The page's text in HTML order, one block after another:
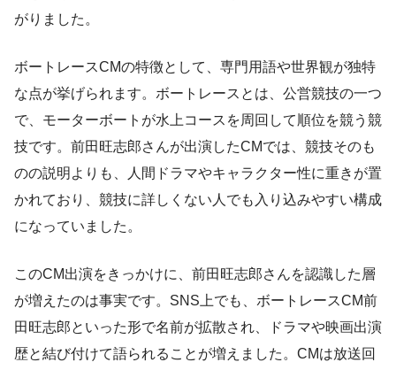
がりました。
ボートレースCMの特徴として、専門用語や世界観が独特
な点が挙げられます。ボートレースとは、公営競技の一つ
で、モーターボートが水上コースを周回して順位を競う競
技です。前田旺志郎さんが出演したCMでは、競技そのも
のの説明よりも、人間ドラマやキャラクター性に重きが置
かれており、競技に詳しくない人でも入り込みやすい構成
になっていました。
このCM出演をきっかけに、前田旺志郎さんを認識した層
が増えたのは事実です。SNS上でも、ボートレースCM前
田旺志郎といった形で名前が拡散され、ドラマや映画出演
歴と結び付けて語られることが増えました。CMは放送回